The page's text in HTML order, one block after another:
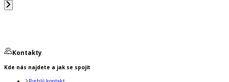
Kontakty
Kde nás najdete a jak se spojit